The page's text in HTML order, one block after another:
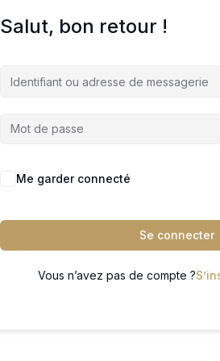
Salut, bon retour !
Me garder connecté
Se connecter
Vous n’avez pas de compte ?